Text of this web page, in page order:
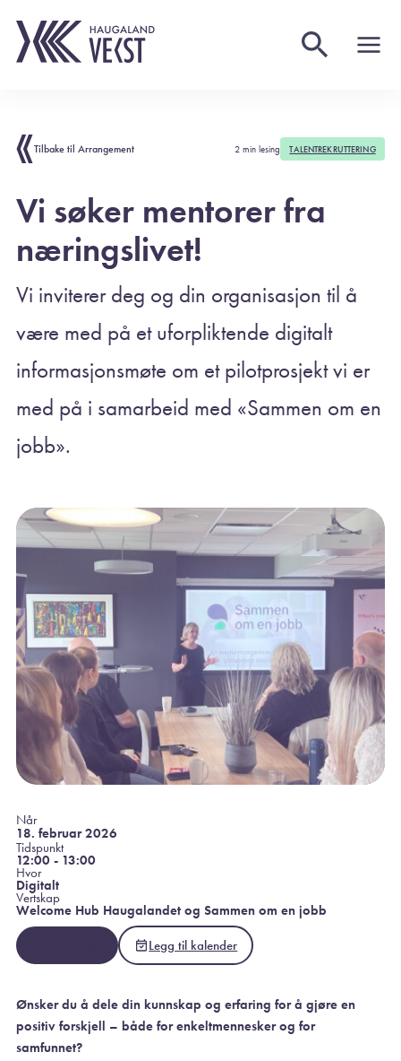
Tilbake til Arrangement 2 min lesing TALENTREKRUTTERING
Vi søker mentorer fra
næringslivet!
Vi inviterer deg og din organisasjon til å
være med på et uforpliktende digitalt
informasjonsmøte om et pilotprosjekt vi er
med på i samarbeid med «Sammen om en
jobb».
Når
18. februar 2026
Tidspunkt
12:00 - 13:00
Hvor
Digitalt
Vertskap
Welcome Hub Haugalandet og Sammen om en jobb
Legg til kalender
Ønsker du å dele din kunnskap og erfaring for å gjøre en
positiv forskjell – både for enkeltmennesker og for
samfunnet?